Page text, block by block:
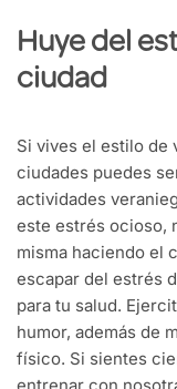
Huye del
ciudad
Si vives el estilo de
ciudades puedes
actividades
este estrés ocioso,
misma haciendo el
escapar del estrés
para tu salud.
humor, además de
físico. Si sientes